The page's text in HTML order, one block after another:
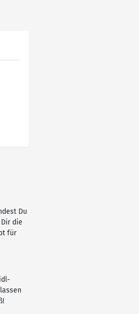
Du
die
für